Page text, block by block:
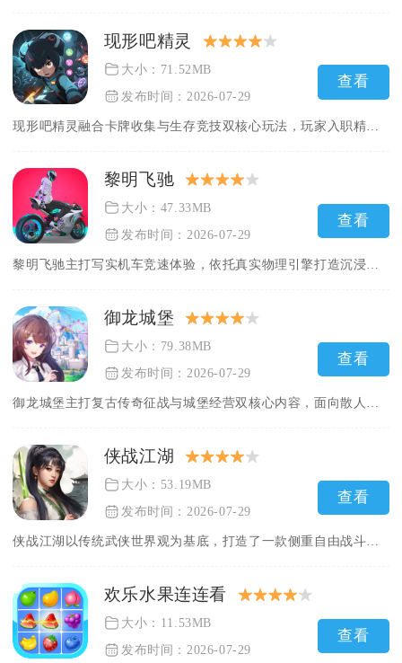
现形吧精灵
大小：71.52MB
发布时间：2026-07-29
查看
黎明飞驰
大小：47.33MB
发布时间：2026-07-29
查看
御龙城堡
大小：79.38MB
发布时间：2026-07-29
查看
侠战江湖
大小：53.19MB
发布时间：2026-07-29
查看
欢乐水果连连看
大小：11.53MB
发布时间：2026-07-29
查看